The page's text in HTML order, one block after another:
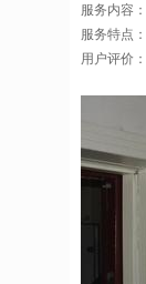
服务内容
服务特点
用户评价